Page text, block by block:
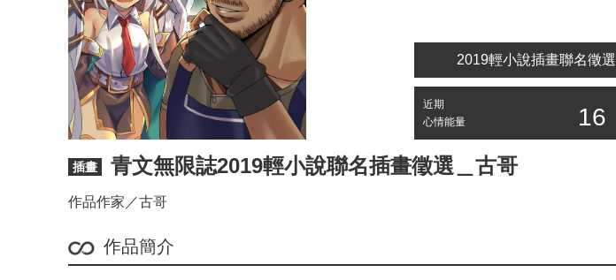
2019輕小說插畫聯名徵選
近期
心情能量
16
插畫 青文無限誌2019輕小說聯名插畫徵選＿古哥
作品作家／古哥
作品簡介